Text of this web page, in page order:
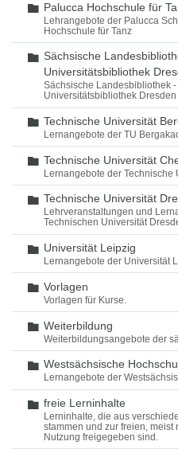
Ordner
Palucca Hochschule für
Lehrangebote der Palucca
Hochschule für Tanz
Ordner
Sächsische
Universitätsbibliothek
Sächsische Landesbibliothek -
Universitätsbibliothek Dresden
Ordner
Technische Universität
Lernangebote der TU
Ordner
Technische Universität
Lernangebote der
Ordner
Technische Universität
Lehrveranstaltungen und
Technischen Universität
Ordner
Universität Leipzig
Lernangebote der Universität
Ordner
Vorlagen
Vorlagen für Kurse.
Ordner
Weiterbildung
Weiterbildungsangebote der
Ordner
Westsächsische
Lernangebote der
Ordner
freie Lerninhalte
Lerninhalte, die aus
stammen und zur freien, meist
Nutzung freigegeben sind.